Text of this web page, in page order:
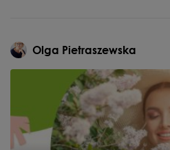
Olga Pietraszewska